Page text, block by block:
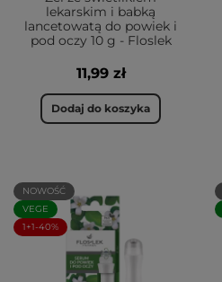
lekarskim i babką
lancetowatą do powiek i
pod oczy 10 g - Floslek
11,99 zł
Dodaj do koszyka
NOWOŚĆ
VEGE
1+1-40%